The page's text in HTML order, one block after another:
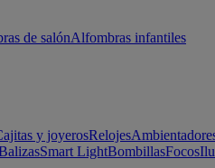
de salónAlfombras infantiles
y joyerosRelojes
Smart LightBombillasFocos